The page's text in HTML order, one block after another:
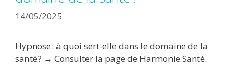
14/05/2025
Hypnose : à quoi sert-elle dans le domaine de la
santé ? → Consulter la page de Harmonie Santé.